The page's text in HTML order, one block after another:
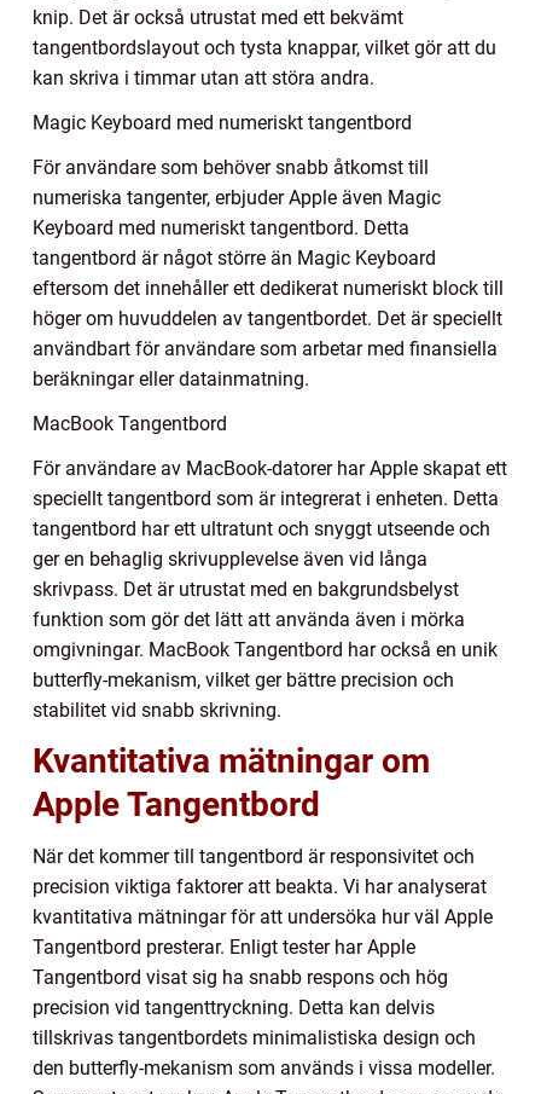
knip. Det är också utrustat med ett bekvämt
tangentbordslayout och tysta knappar, vilket gör att du
kan skriva i timmar utan att störa andra.
Magic Keyboard med numeriskt tangentbord
För användare som behöver snabb åtkomst till
numeriska tangenter, erbjuder Apple även Magic
Keyboard med numeriskt tangentbord. Detta
tangentbord är något större än Magic Keyboard
eftersom det innehåller ett dedikerat numeriskt block till
höger om huvuddelen av tangentbordet. Det är speciellt
användbart för användare som arbetar med finansiella
beräkningar eller datainmatning.
MacBook Tangentbord
För användare av MacBook-datorer har Apple skapat ett
speciellt tangentbord som är integrerat i enheten. Detta
tangentbord har ett ultratunt och snyggt utseende och
ger en behaglig skrivupplevelse även vid långa
skrivpass. Det är utrustat med en bakgrundsbelyst
funktion som gör det lätt att använda även i mörka
omgivningar. MacBook Tangentbord har också en unik
butterfly-mekanism, vilket ger bättre precision och
stabilitet vid snabb skrivning.
Kvantitativa mätningar om
Apple Tangentbord
När det kommer till tangentbord är responsivitet och
precision viktiga faktorer att beakta. Vi har analyserat
kvantitativa mätningar för att undersöka hur väl Apple
Tangentbord presterar. Enligt tester har Apple
Tangentbord visat sig ha snabb respons och hög
precision vid tangenttryckning. Detta kan delvis
tillskrivas tangentbordets minimalistiska design och
den butterfly-mekanism som används i vissa modeller.